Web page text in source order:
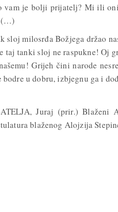
vam je bolji prijatelj? Mi ili
(…)
sloj milosrđa Božjega držao
taj tanki sloj ne raspukne! Oj
Grijeh čini narode
bodre u dobru, izbjegnu ga i
Juraj (prir.) Blaženi
blaženog Alojzija